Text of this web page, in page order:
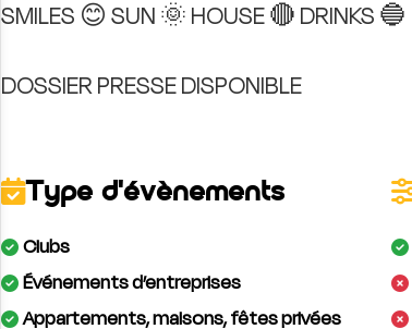
SMILES 😊 SUN 🌞 HOUSE 🔴 DRINKS 🔵
Type d'évènements
Clubs
Événements d’entreprises
Appartements, maisons, fêtes privées